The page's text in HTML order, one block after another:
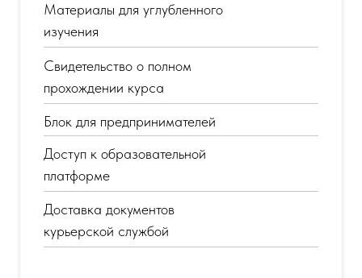
Материалы для углубленного
изучения
Свидетельство о полном
прохождении курса
Блок для предпринимателей
Доступ к образовательной
платформе
Доставка документов
курьерской службой